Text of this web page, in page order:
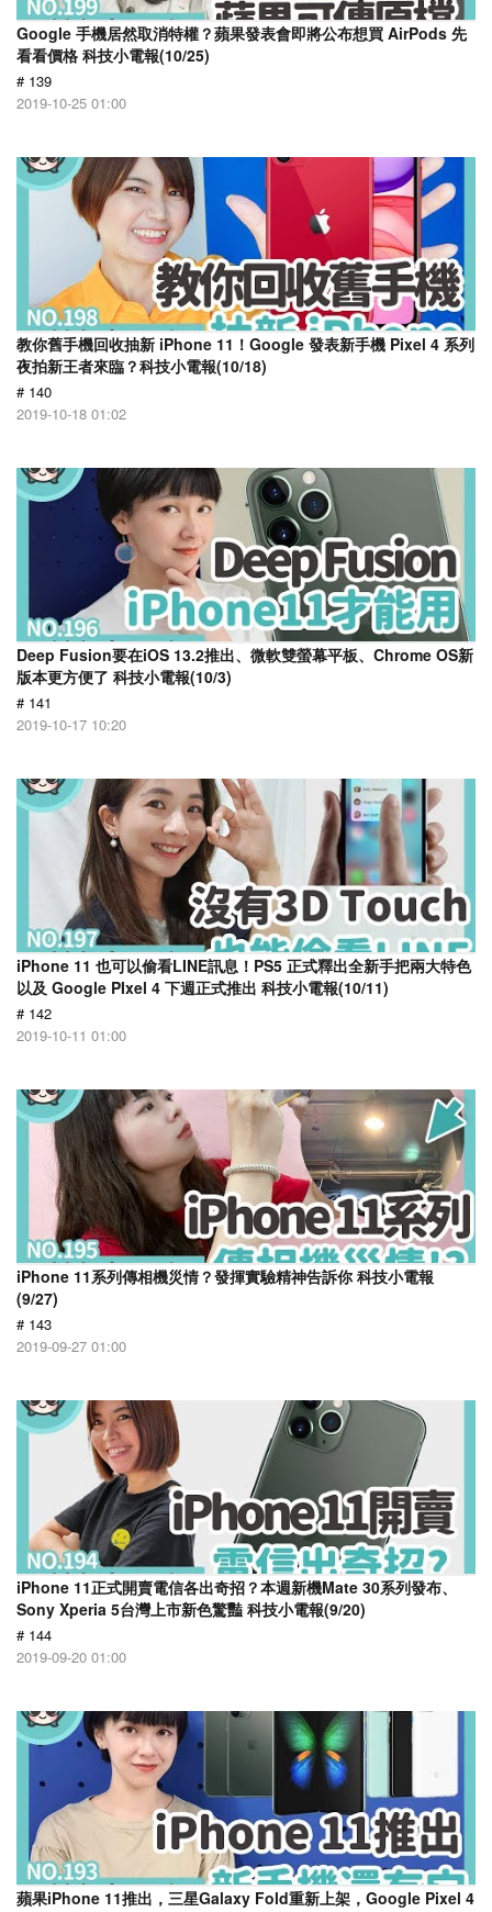
Google 手機居然取消特權？蘋果發表會即將公布想買 AirPods 先
看看價格 科技小電報(10/25)
# 139
2019-10-25 01:00
教你舊手機回收抽新 iPhone 11！Google 發表新手機 Pixel 4 系列
夜拍新王者來臨？科技小電報(10/18)
# 140
2019-10-18 01:02
Deep Fusion要在iOS 13.2推出、微軟雙螢幕平板、Chrome OS新
版本更方便了 科技小電報(10/3)
# 141
2019-10-17 10:20
iPhone 11 也可以偷看LINE訊息！PS5 正式釋出全新手把兩大特色
以及 Google PIxel 4 下週正式推出 科技小電報(10/11)
# 142
2019-10-11 01:00
iPhone 11系列傳相機災情？發揮實驗精神告訴你 科技小電報
(9/27)
# 143
2019-09-27 01:00
iPhone 11正式開賣電信各出奇招？本週新機Mate 30系列發布、
Sony Xperia 5台灣上市新色驚豔 科技小電報(9/20)
# 144
2019-09-20 01:00
蘋果iPhone 11推出，三星Galaxy Fold重新上架，Google Pixel 4